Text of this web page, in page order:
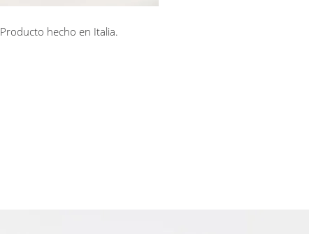
Producto hecho en Italia.